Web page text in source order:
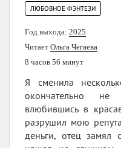
ЛЮБОВНОЕ ФЭНТЕЗИ
Год выхода: 2025
Читает Ольга Чегаева
8 часов 56 минут
Я сменила
окончательно
влюбившись в
разрушил мою
деньги, отец замял